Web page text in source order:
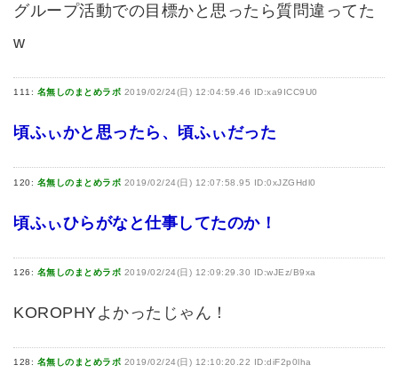
グループ活動での目標かと思ったら質問違ってた
w
111: 名無しのまとめラボ 2019/02/24(日) 12:04:59.46 ID:xa9ICC9U0
頃ふぃかと思ったら、頃ふぃだった
120: 名無しのまとめラボ 2019/02/24(日) 12:07:58.95 ID:0xJZGHdl0
頃ふぃひらがなと仕事してたのか！
126: 名無しのまとめラボ 2019/02/24(日) 12:09:29.30 ID:wJEz/B9xa
KOROPHYよかったじゃん！
128: 名無しのまとめラボ 2019/02/24(日) 12:10:20.22 ID:diF2p0lha